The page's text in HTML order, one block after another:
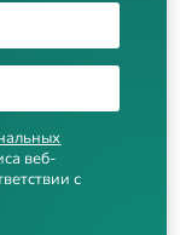
веб-
с